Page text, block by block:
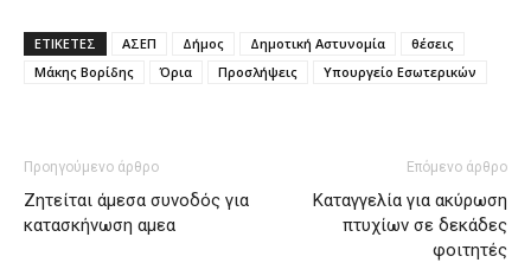
ΕΤΙΚΕΤΕΣ ΑΣΕΠ Δήμος Δημοτική Αστυνομία
θέσεις
Μάκης Βορίδης
Όρια Προσλήψεις Υπουργείο Εσωτερικών
Προηγούμενο άρθρο
Ζητείται άμεσα συνοδός για
κατασκήνωση αμεα
Επόμενο άρθρο
Καταγγελία για ακύρωση
πτυχίων σε δεκάδες
φοιτητές